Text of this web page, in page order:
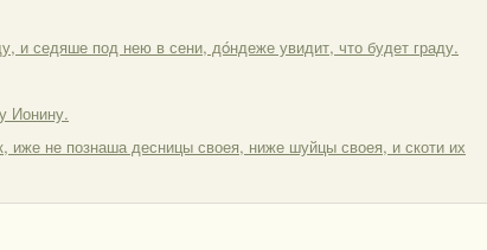
и седяше под нею в сени, дóндеже увидит, что будет граду.
Ионину.
не познаша десницы своея, ниже шуйцы своея, и скоти их